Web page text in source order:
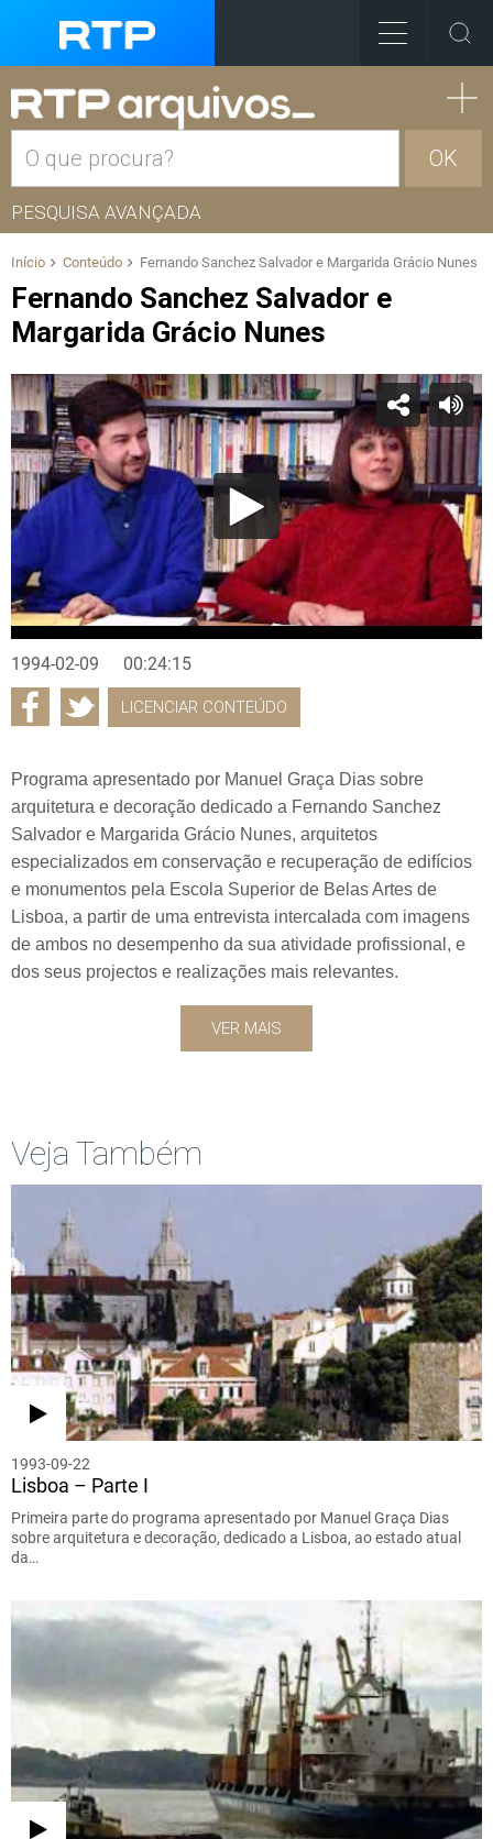
OK
PESQUISA AVANÇADA
Início Conteúdo Fernando Sanchez Salvador e Margarida Grácio Nunes
Fernando Sanchez Salvador e
Margarida Grácio Nunes
1994-02-09 00:24:15
LICENCIAR CONTEÚDO
Programa apresentado por Manuel Graça Dias sobre
arquitetura e decoração dedicado a Fernando Sanchez
Salvador e Margarida Grácio Nunes, arquitetos
especializados em conservação e recuperação de edifícios
e monumentos pela Escola Superior de Belas Artes de
Lisboa, a partir de uma entrevista intercalada com imagens
de ambos no desempenho da sua atividade profissional, e
dos seus projectos e realizações mais relevantes.
VER MAIS
Veja Também
1993-09-22
Lisboa – Parte I
Primeira parte do programa apresentado por Manuel Graça Dias
sobre arquitetura e decoração, dedicado a Lisboa, ao estado atual
da…